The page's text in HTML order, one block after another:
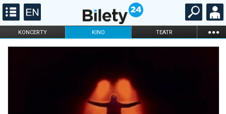
KONCERTY KINO TEATR ...
FILHARMONIA OPERA I BALET